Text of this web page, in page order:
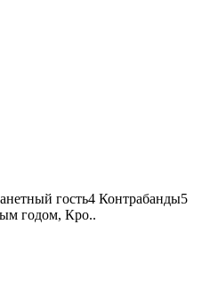
гость4 Контрабанды5
годом, Кро..